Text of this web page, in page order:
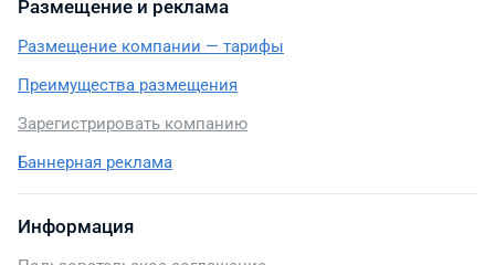
Размещение и реклама
Размещение компании — тарифы
Преимущества размещения
Зарегистрировать компанию
Баннерная реклама
Информация